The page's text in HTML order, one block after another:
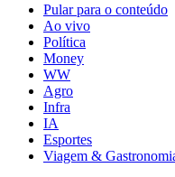
Pular para o conteúdo
Ao vivo
Política
Money
WW
Agro
Infra
IA
Esportes
Viagem &